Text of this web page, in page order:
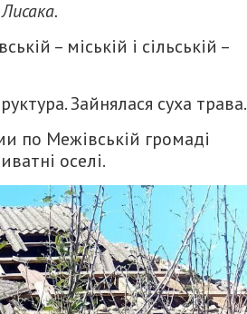
– міській і сільській –
Зайнялася суха трава.
по Межівській громаді
оселі.